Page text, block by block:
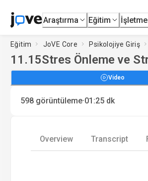
Araştırma Eğitim İşletme
Eğitim JoVE Core Psikolojiye Giriş
11.15Stres Önleme ve
Video
598 görüntüleme·01:25 dk
Overview Transcript